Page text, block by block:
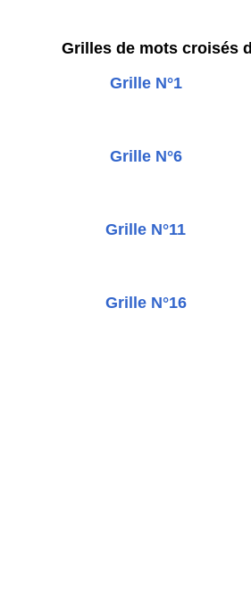
Grilles de mots croisés
Grille N°1
Grille N°6
Grille N°11
Grille N°16